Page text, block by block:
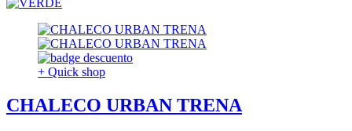
+ Quick shop
CHALECO URBAN TRENA